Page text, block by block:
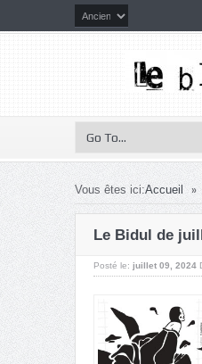
Vous êtes ici:Accueil »
Le Bidul de
Posté le: juillet 09, 2024